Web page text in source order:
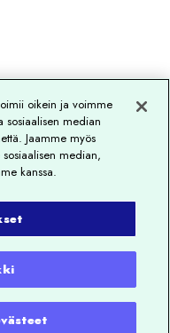
oikein ja voimme
sosiaalisen median
Jaamme myös
median,
kanssa.